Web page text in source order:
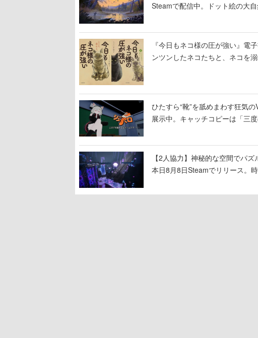
Steamで配信中。ドット絵の大
『今日もネコ様の圧が強い』電
ンツンしたネコたちと、ネコを
ひたすら“靴”を舐めまわす狂気
展示中。キャッチコピーは「三
【2人協力】神秘的な空間でパ
本日8月8日Steamでリリース。